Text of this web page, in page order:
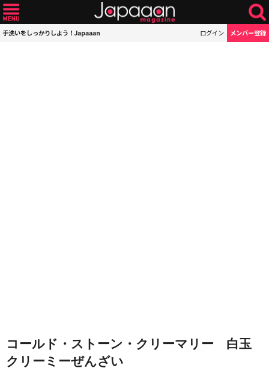
手洗いをしっかりしよう！Japaaan ログイン メンバー登録
コールド・ストーン・クリーマリー 白玉
クリーミーぜんざい